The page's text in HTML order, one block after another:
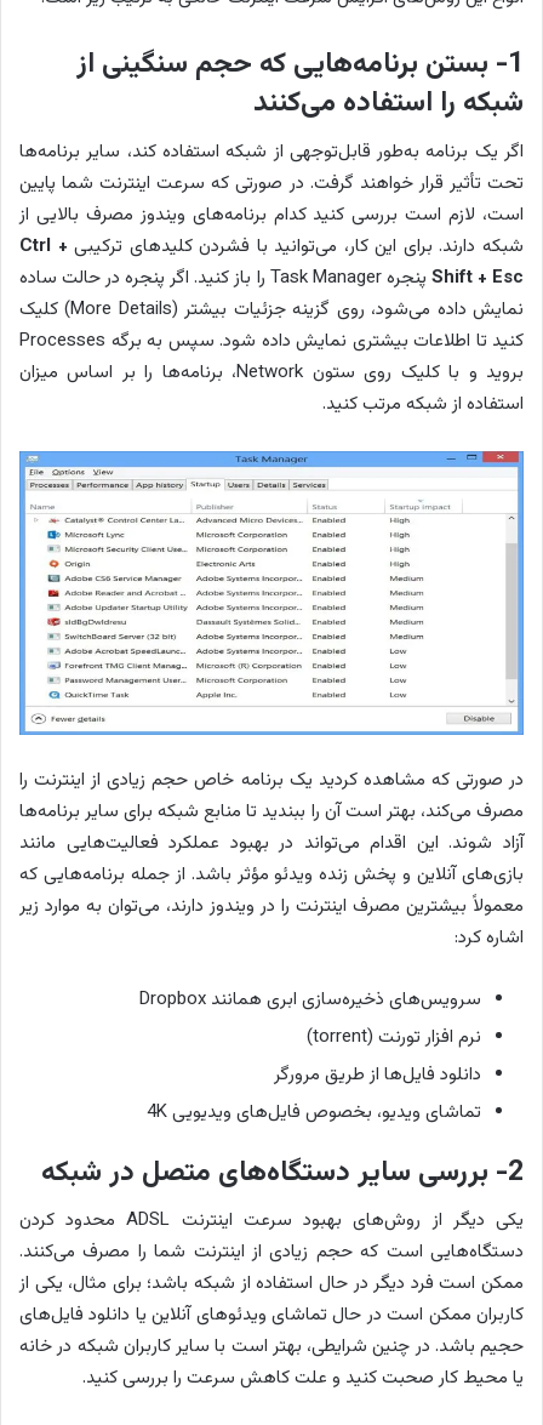
1- بستن برنامه‌هایی که حجم سنگینی از
شبکه را استفاده می‌کنند
اگر یک برنامه به‌طور قابل‌توجهی از شبکه استفاده کند، سایر برنامه‌ها
تحت تأثیر قرار خواهند گرفت. در صورتی که سرعت اینترنت شما پایین
است، لازم است بررسی کنید کدام برنامه‌های ویندوز مصرف بالایی از
شبکه دارند. برای این کار، می‌توانید با فشردن کلیدهای ترکیبی Ctrl +
Shift + Esc
پنجره Task Manager را باز کنید. اگر پنجره در حالت ساده
نمایش داده می‌شود، روی گزینه جزئیات بیشتر (More Details) کلیک
کنید تا اطلاعات بیشتری نمایش داده شود. سپس به برگه Processes
بروید و با کلیک روی ستون Network، برنامه‌ها را بر اساس میزان
استفاده از شبکه مرتب کنید.
در صورتی که مشاهده کردید یک برنامه خاص حجم زیادی از اینترنت را
مصرف می‌کند، بهتر است آن را ببندید تا منابع شبکه برای سایر برنامه‌ها
آزاد شوند. این اقدام می‌تواند در بهبود عملکرد فعالیت‌هایی مانند
بازی‌های آنلاین و پخش زنده ویدئو مؤثر باشد. از جمله برنامه‌هایی که
معمولاً بیشترین مصرف اینترنت را در ویندوز دارند، می‌توان به موارد زیر
اشاره کرد:
سرویس‌های ذخیره‌سازی ابری همانند Dropbox
نرم افزار تورنت (torrent)
دانلود فایل‌ها از طریق مرورگر
تماشای ویدیو، بخصوص فایل‌های ویدیویی 4K
2- بررسی سایر دستگاه‌های متصل در شبکه
یکی دیگر از روش‌های بهبود سرعت اینترنت ADSL محدود کردن
دستگاه‌هایی است که حجم زیادی از اینترنت شما را مصرف می‌کنند.
ممکن است فرد دیگر در حال استفاده از شبکه باشد؛ برای مثال، یکی از
کاربران ممکن است در حال تماشای ویدئوهای آنلاین یا دانلود فایل‌های
حجیم باشد. در چنین شرایطی، بهتر است با سایر کاربران شبکه در خانه
یا محیط کار صحبت کنید و علت کاهش سرعت را بررسی کنید.